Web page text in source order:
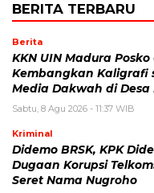
BERITA TERBARU
Berita
KKN UIN Madura Posko
Kembangkan Kaligrafi
Media Dakwah di Desa
Sabtu, 8 Agu 2026 - 11:37 WIB
Kriminal
Didemo BRSK, KPK
Dugaan Korupsi
Seret Nama Nugroho